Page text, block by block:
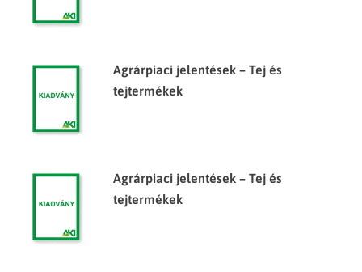
Agrárpiaci jelentések – Tej és
tejtermékek
Agrárpiaci jelentések – Tej és
tejtermékek